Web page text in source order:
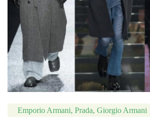
Emporio Armani, Prada, Giorgio Armani